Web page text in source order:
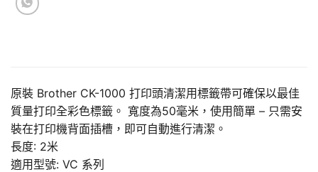
原裝 Brother CK-1000 打印頭清潔用標籤帶可確保以最佳
質量打印全彩色標籤。 寬度為50毫米，使用簡單 – 只需安
裝在打印機背面插槽，即可自動進行清潔。
長度: 2米
適用型號: VC 系列